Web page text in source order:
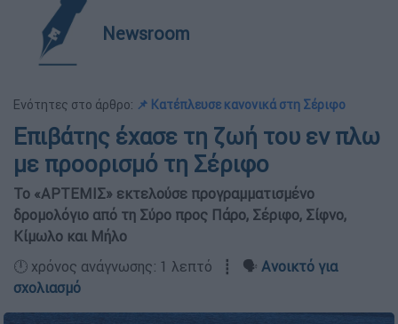
Newsroom
Ενότητες στο άρθρο: 📌 Κατέπλευσε κανονικά στη Σέριφο
Επιβάτης έχασε τη ζωή του εν πλω
με προορισμό τη Σέριφο
Το «ΑΡΤΕΜΙΣ» εκτελούσε προγραμματισμένο
δρομολόγιο από τη Σύρο προς Πάρο, Σέριφο, Σίφνο,
Κίμωλο και Μήλο
🕛 χρόνος ανάγνωσης: 1 λεπτό ┋ 🗣️ Ανοικτό για
σχολιασμό